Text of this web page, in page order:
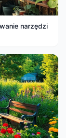
narzędzi